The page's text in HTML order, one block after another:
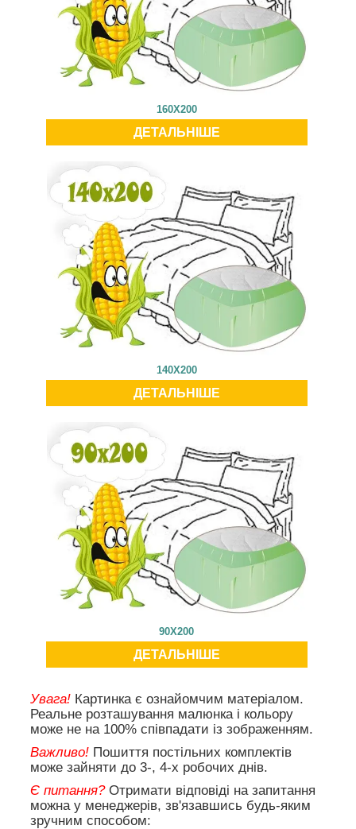
160X200
ДЕТАЛЬНІШЕ
140X200
ДЕТАЛЬНІШЕ
90X200
ДЕТАЛЬНІШЕ
Увага! Картинка є ознайомчим матеріалом.
Реальне розташування малюнка і кольору
може не на 100% співпадати із зображенням.
Важливо! Пошиття постільних комплектів
може зайняти до 3-, 4-х робочих днів.
Є питання? Отримати відповіді на запитання
можна у менеджерів, зв'язавшись будь-яким
зручним способом: